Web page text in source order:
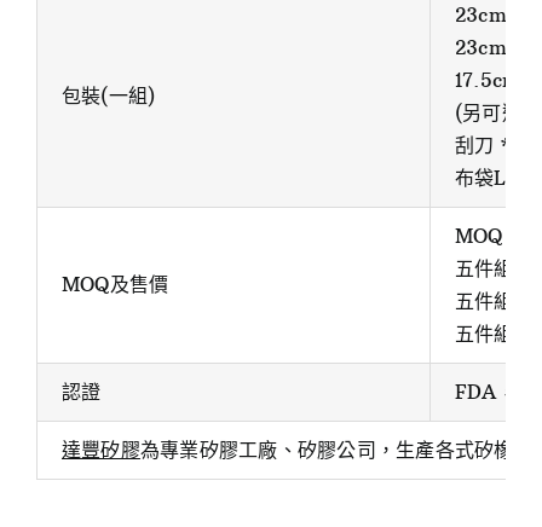
包裝(一組)
23cm 加
23cm 珍
17.5cm
(另可選
刮刀 * 1
布袋
MOQ及售價
MOQ：
五件組
五件組,
五件組
認證 FDA，
達豐矽膠為專業矽膠工廠、矽膠公司，生產各式矽橡